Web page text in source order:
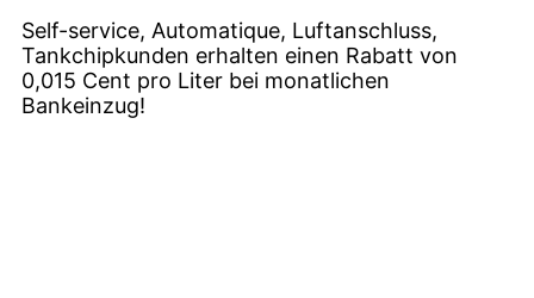
Self-service, Automatique, Luftanschluss,
Tankchipkunden erhalten einen Rabatt von
0,015 Cent pro Liter bei monatlichen
Bankeinzug!